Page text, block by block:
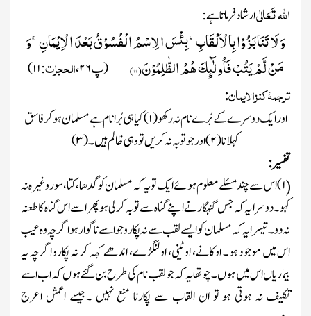
اللہتَعَالٰیارشاد فرماتا ہے :
وَ لَا تَنَابَزُوْا بِالْاَلْقَابِؕ-بِئْسَ الِاسْمُ الْفُسُوْقُ بَعْدَ الْاِیْمَانِۚ-وَ
مَنْ لَّمْ یَتُبْ فَاُولٰٓىٕكَ هُمُ الظّٰلِمُوْنَ(۱۱) (پ۲۶،الحجرٰت:۱۱)
ترجمۂ کنزالایمان:
اور ایک دوسرے کے بُرے نام نہ رکھو(۱) کیا ہی بُرا نام ہے مسلمان ہو کر فاسق
کہلانا(۲) اور جو توبہ نہ کریں تو وہی ظالم ہیں ۔(۳)
تفسیر :
(۱) اس سے چند مسئلے معلوم ہوئے ایک تو یہ کہ مسلمان کو گدھا، کتا، سور وغیرہ نہ
کہو۔ دوسرا یہ کہ جس گنہگار نے اپنے گناہ سے توبہ کر لی ہوپھر اسے اس گناہ کا طعنہ
نہ دو ۔تیسرایہ کہ مسلمان کو ایسے لقب سے نہ پکارو جو اسے ناگوار ہو اگرچہ وہ عیب
اس میں موجود ہو۔ او کانے، او ٹینی، او لنگڑے، اندھے کہہ کر نہ پکارو اگرچہ یہ
بیماریاں اس میں ہوں ۔ چوتھا یہ کہ جو لقب نام کی طرح بن گئے ہوں کہ اب اسے
تکلیف نہ ہوتی ہو تو ان القاب سے پکارنا منع نہیں ۔جیسے اعمش اعرج